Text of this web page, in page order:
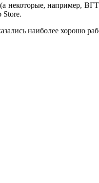
(а некоторые,
наиболее